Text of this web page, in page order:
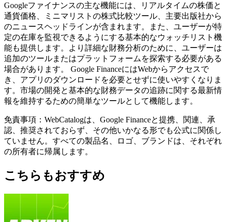
Googleファイナンスの主な機能には、リアルタイムの株価と
通貨価格、ミニマリストの株式比較ツール、主要出版社から
のニュースヘッドラインが含まれます。また、ユーザーが特
定の在庫を監視できるようにする基本的なウォッチリスト機
能も提供します。より詳細な財務分析のために、ユーザーは
追加のツールまたはプラットフォームを探索する必要がある
場合があります。 Google FinanceにはWebからアクセスで
き、アプリのダウンロードを必要とせずに使いやすくなりま
す。市場の開発と基本的な財務データの追跡に関する最新情
報を維持するための簡単なツールとして機能します。
免責事項：WebCatalogは、Google Financeと提携、関連、承
認、推奨されておらず、その他いかなる形でも公式に関係し
ていません。すべての製品名、ロゴ、ブランドは、それぞれ
の所有者に帰属します。
こちらもおすすめ